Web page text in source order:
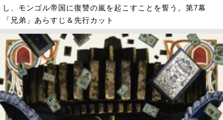
し、モンゴル帝国に復讐の嵐を起こすことを誓う。第7幕
「兄弟」あらすじ＆先行カット